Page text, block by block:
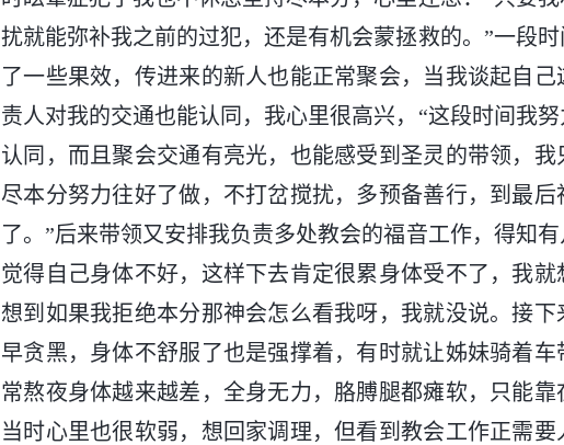
扰就能弥补我之前的过犯，还是有机会蒙拯救的。”一段
了一些果效，传进来的新人也能正常聚会，当我谈起自
责人对我的交通也能认同，我心里很高兴，“这段时间我
认同，而且聚会交通有亮光，也能感受到圣灵的带领，我
尽本分努力往好了做，不打岔搅扰，多预备善行，到最
了。”后来带领又安排我负责多处教会的福音工作，得知
觉得自己身体不好，这样下去肯定很累身体受不了，我
想到如果我拒绝本分那神会怎么看我呀，我就没说。接
早贪黑，身体不舒服了也是强撑着，有时就让姊妹骑着
常熬夜身体越来越差，全身无力，胳膊腿都瘫软，只能
当时心里也很软弱，想回家调理，但看到教会工作正需